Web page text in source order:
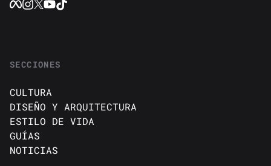
SECCIONES
CULTURA
DISEÑO Y ARQUITECTURA
ESTILO DE VIDA
GUÍAS
NOTICIAS